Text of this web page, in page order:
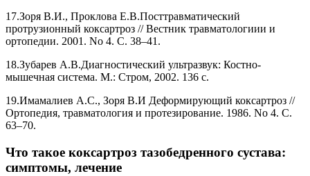
17.Зоря В.И., Проклова Е.В.Посттравматический
протрузионный коксартроз // Вестник травматологиии и
ортопедии. 2001. No 4. С. 38–41.
18.Зубарев А.В.Диагностический ультразвук: Костно-
мышечная система. М.: Стром, 2002. 136 с.
19.Имамалиев А.С., Зоря В.И Деформирующий коксартроз //
Ортопедия, травматология и протезирование. 1986. No 4. С.
63–70.
Что такое коксартроз тазобедренного сустава:
симптомы, лечение